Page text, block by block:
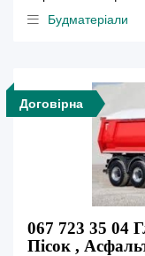
Будматеріали
Договірна
067 723 35 04
Пісок ,